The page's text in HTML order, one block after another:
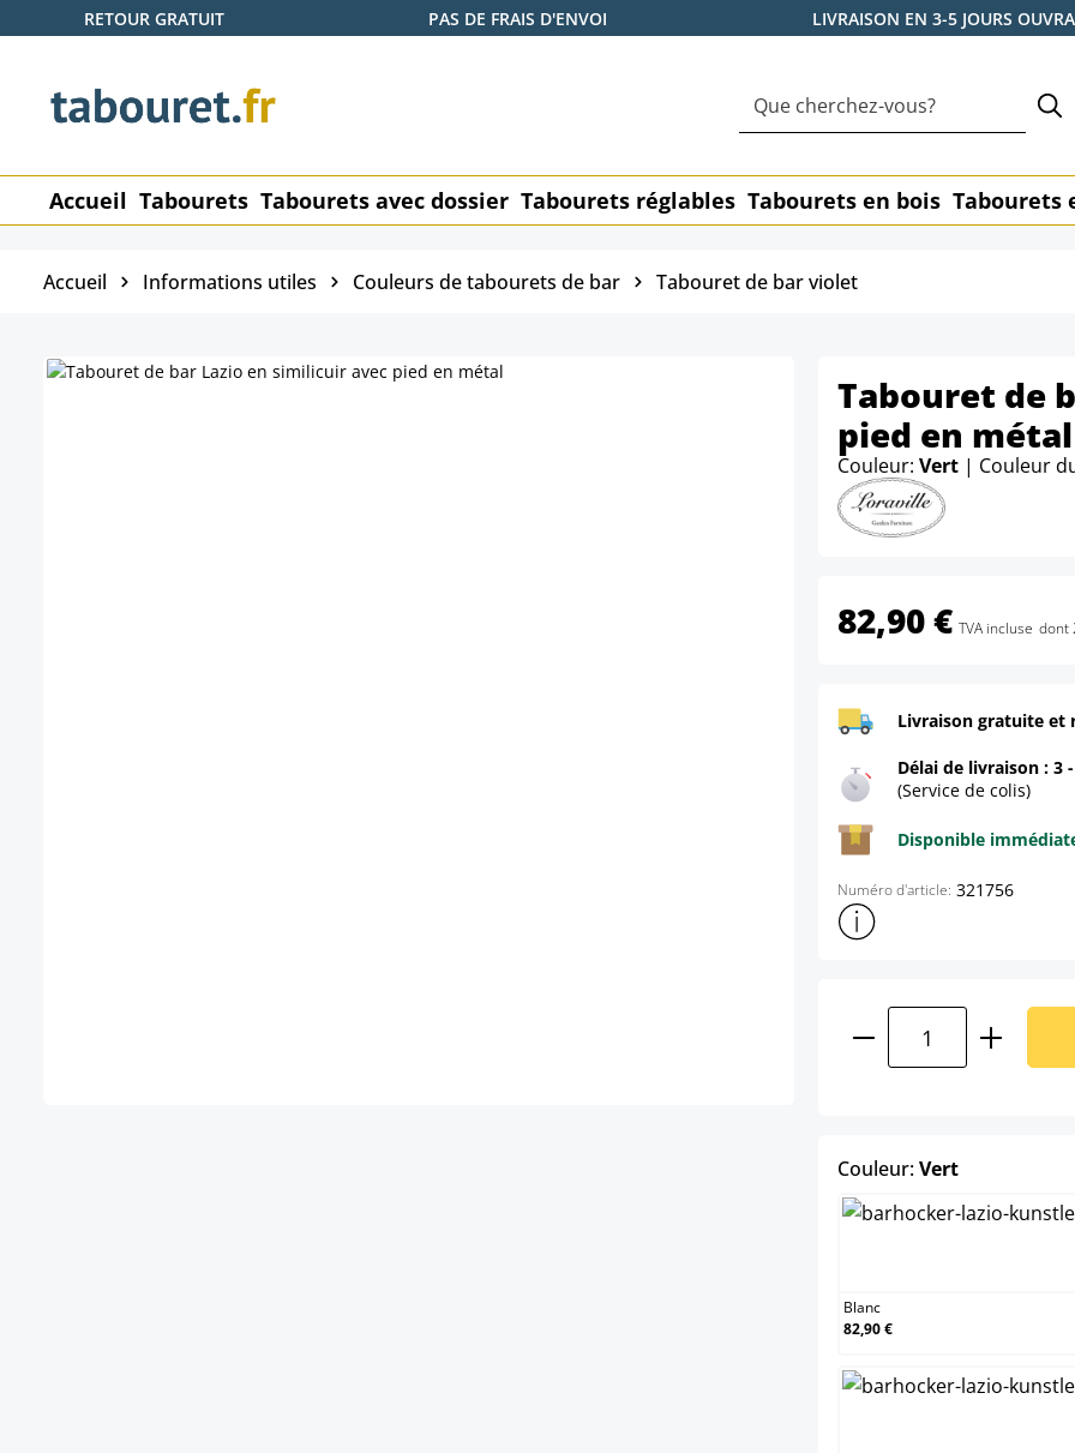
au contenu principal
Passer à la recherche
Passer à la navigation principale
RETOUR GRATUIT PAS DE FRAIS D'ENVOI LIVRAISON EN 3-5 JOURS
Accueil Tabourets Tabourets avec dossier Tabourets réglables Tabourets en bois Tabourets
Accueil Informations utiles Couleurs de tabourets de bar Tabouret de bar violet
Tabouret de
pied en métal
Couleur: Vert | Couleur
82,90 € TVA incluse dont
Livraison gratuite et
Délai de livraison : 3
(Service de colis)
Disponible
Numéro d'article: 321756
Afficher plus d'informations
Quantité de
Couleur:Vertselect
Blanc
82,90 €